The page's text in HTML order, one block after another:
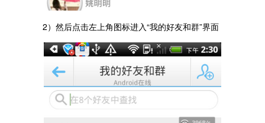
2）然后点击左上角图标进入“我的好友和群”界面